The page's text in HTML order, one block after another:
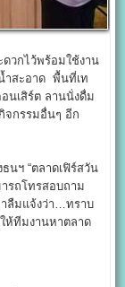
วกไว้พร้อมใช้งาน
ำสะอาด พื้นที่เท
นเสิร์ต ลานนั่งดื่ม
จกรรมอื่นๆ อีก
นฯ “ตลาดเฟิร์สวัน
รถโทรสอบถาม
ลืมแจ้งว่า…ทราบ
ให้ทีมงานหาตลาด